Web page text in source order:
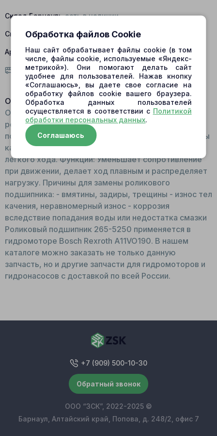
Склад Барнаул: есть в наличии
Склад Центральный: нет в наличии
Артикул: 265-5250; B03000345; R913027002; 10735
Условия доставки
Описание:
Общий вид: Выполнен в виде изогнутой пластины с
роликами. Принцип работы: Одной стороной
подшипник вставляется в седло, а с другой стороны
касается поворотной плиты для обеспечения
легкого хода. Функции: Уменьшает сопротивление
при движении, делает ход плавным и распределяет
нагрузку. Причины для замены роликового
подшипника: - вмятины, задиры, трещины - износ тел
качения, неравномерный износ - коррозия
вследствие попадания воды или недостатка смазки
Роликовый подшипник 265-5250 применяется в
гидромоторе Bosch Rexroth A11VO190. В нашем
каталоге можно заказать не только данную
запчасть, но и другие запчасти для гидромоторов и
гидронасосов с доставкой по всей России.
+7 (909) 500-10-30
Обратный звонок
ООО “ЗСК”, 2022-2025 ©
Барнаул, Алтайский край, Попова, д. 248/2, офис 7
Обработка файлов Cookie
Наш сайт обрабатывает файлы cookie (в том
числе, файлы cookie, используемые «Яндекс-
метрикой»). Они помогают делать сайт
удобнее для пользователей. Нажав кнопку
«Соглашаюсь», вы даете свое согласие на
обработку файлов cookie вашего браузера.
Обработка данных пользователей
осуществляется в соответствии с Политикой
обработки персональных данных.
Соглашаюсь